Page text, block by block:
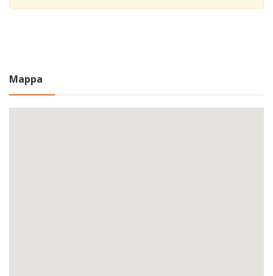
Mappa